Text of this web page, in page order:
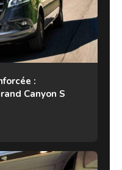
:
Canyon S